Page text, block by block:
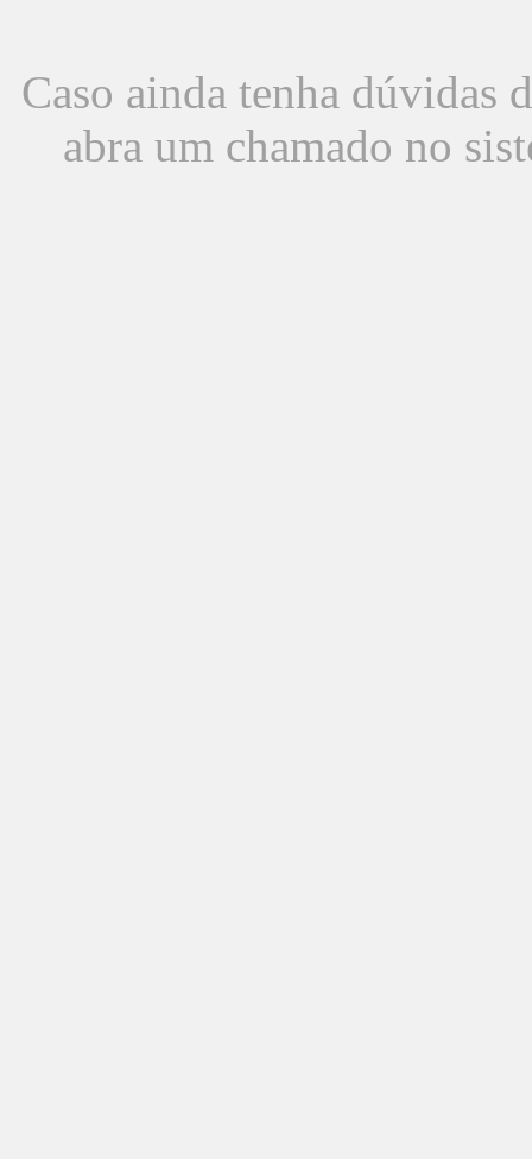
Caso ainda tenha dúvidas
abra um chamado no